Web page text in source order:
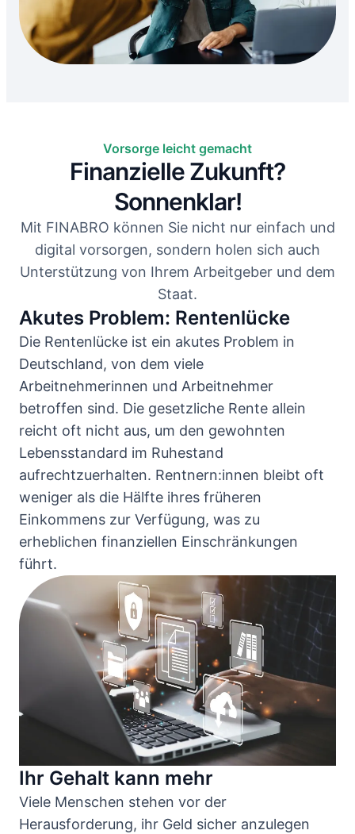
Vorsorge leicht gemacht
Finanzielle Zukunft?
Sonnenklar!
Mit FINABRO können Sie nicht nur einfach und
digital vorsorgen, sondern holen sich auch
Unterstützung von Ihrem Arbeitgeber und dem
Staat.
Akutes Problem: Rentenlücke
Die Rentenlücke ist ein akutes Problem in
Deutschland, von dem viele
Arbeitnehmerinnen und Arbeitnehmer
betroffen sind. Die gesetzliche Rente allein
reicht oft nicht aus, um den gewohnten
Lebensstandard im Ruhestand
aufrechtzuerhalten. Rentnern:innen bleibt oft
weniger als die Hälfte ihres früheren
Einkommens zur Verfügung, was zu
erheblichen finanziellen Einschränkungen
führt.
Ihr Gehalt kann mehr
Viele Menschen stehen vor der
Herausforderung, ihr Geld sicher anzulegen